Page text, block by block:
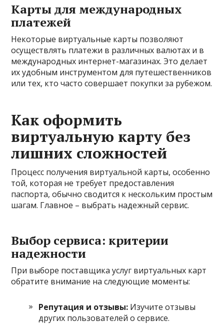
Карты для международных
платежей
Некоторые виртуальные карты позволяют
осуществлять платежи в различных валютах и в
международных интернет-магазинах. Это делает
их удобным инструментом для путешественников
или тех, кто часто совершает покупки за рубежом.
Как оформить
виртуальную карту без
лишних сложностей
Процесс получения виртуальной карты, особенно
той, которая не требует предоставления
паспорта, обычно сводится к нескольким простым
шагам. Главное – выбрать надежный сервис.
Выбор сервиса: критерии
надежности
При выборе поставщика услуг виртуальных карт
обратите внимание на следующие моменты:
Репутация и отзывы: Изучите отзывы
других пользователей о сервисе.